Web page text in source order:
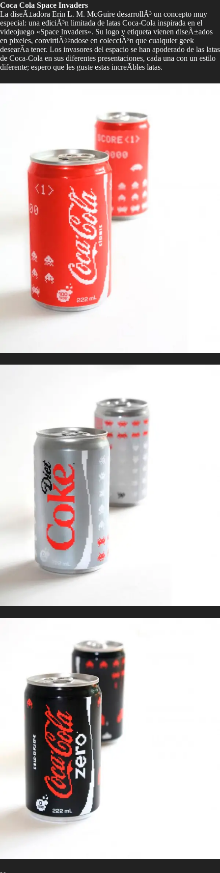
Coca Cola Space Invaders
La diseÃ±adora Erin L. M. McGuire desarrollÃ³ un concepto muy
especial: una ediciÃ³n limitada de latas Coca-Cola inspirada en el
videojuego «Space Invaders». Su logo y etiqueta vienen diseÃ±ados
en pixeles, convirtiÃ©ndose en colecciÃ³n que cualquier geek
desearÃ­a tener. Los invasores del espacio se han apoderado de las latas
de Coca-Cola en sus diferentes presentaciones, cada una con un estilo
diferente; espero que les guste estas increÃ­bles latas.